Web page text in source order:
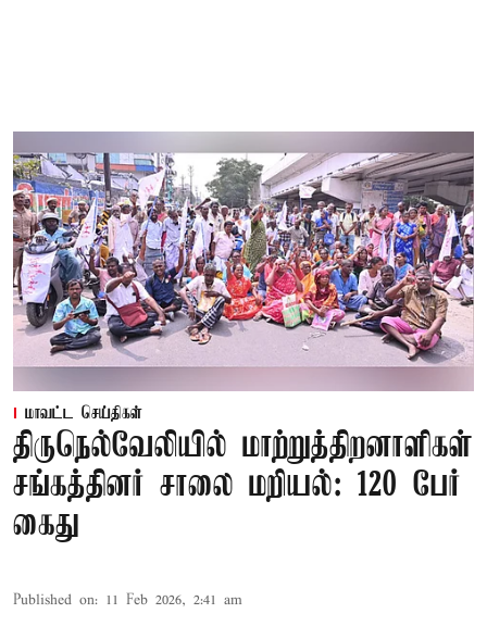
மாவட்ட செய்திகள்
திருநெல்வேலியில் மாற்றுத்திறனாளிகள்
சங்கத்தினர் சாலை மறியல்: 120 பேர்
கைது
Published on: 11 Feb 2026, 2:41 am